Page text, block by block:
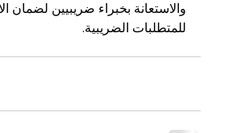
والاستعانة بخبراء ضريبيين لضمان
للمتطلبات الضريبية.